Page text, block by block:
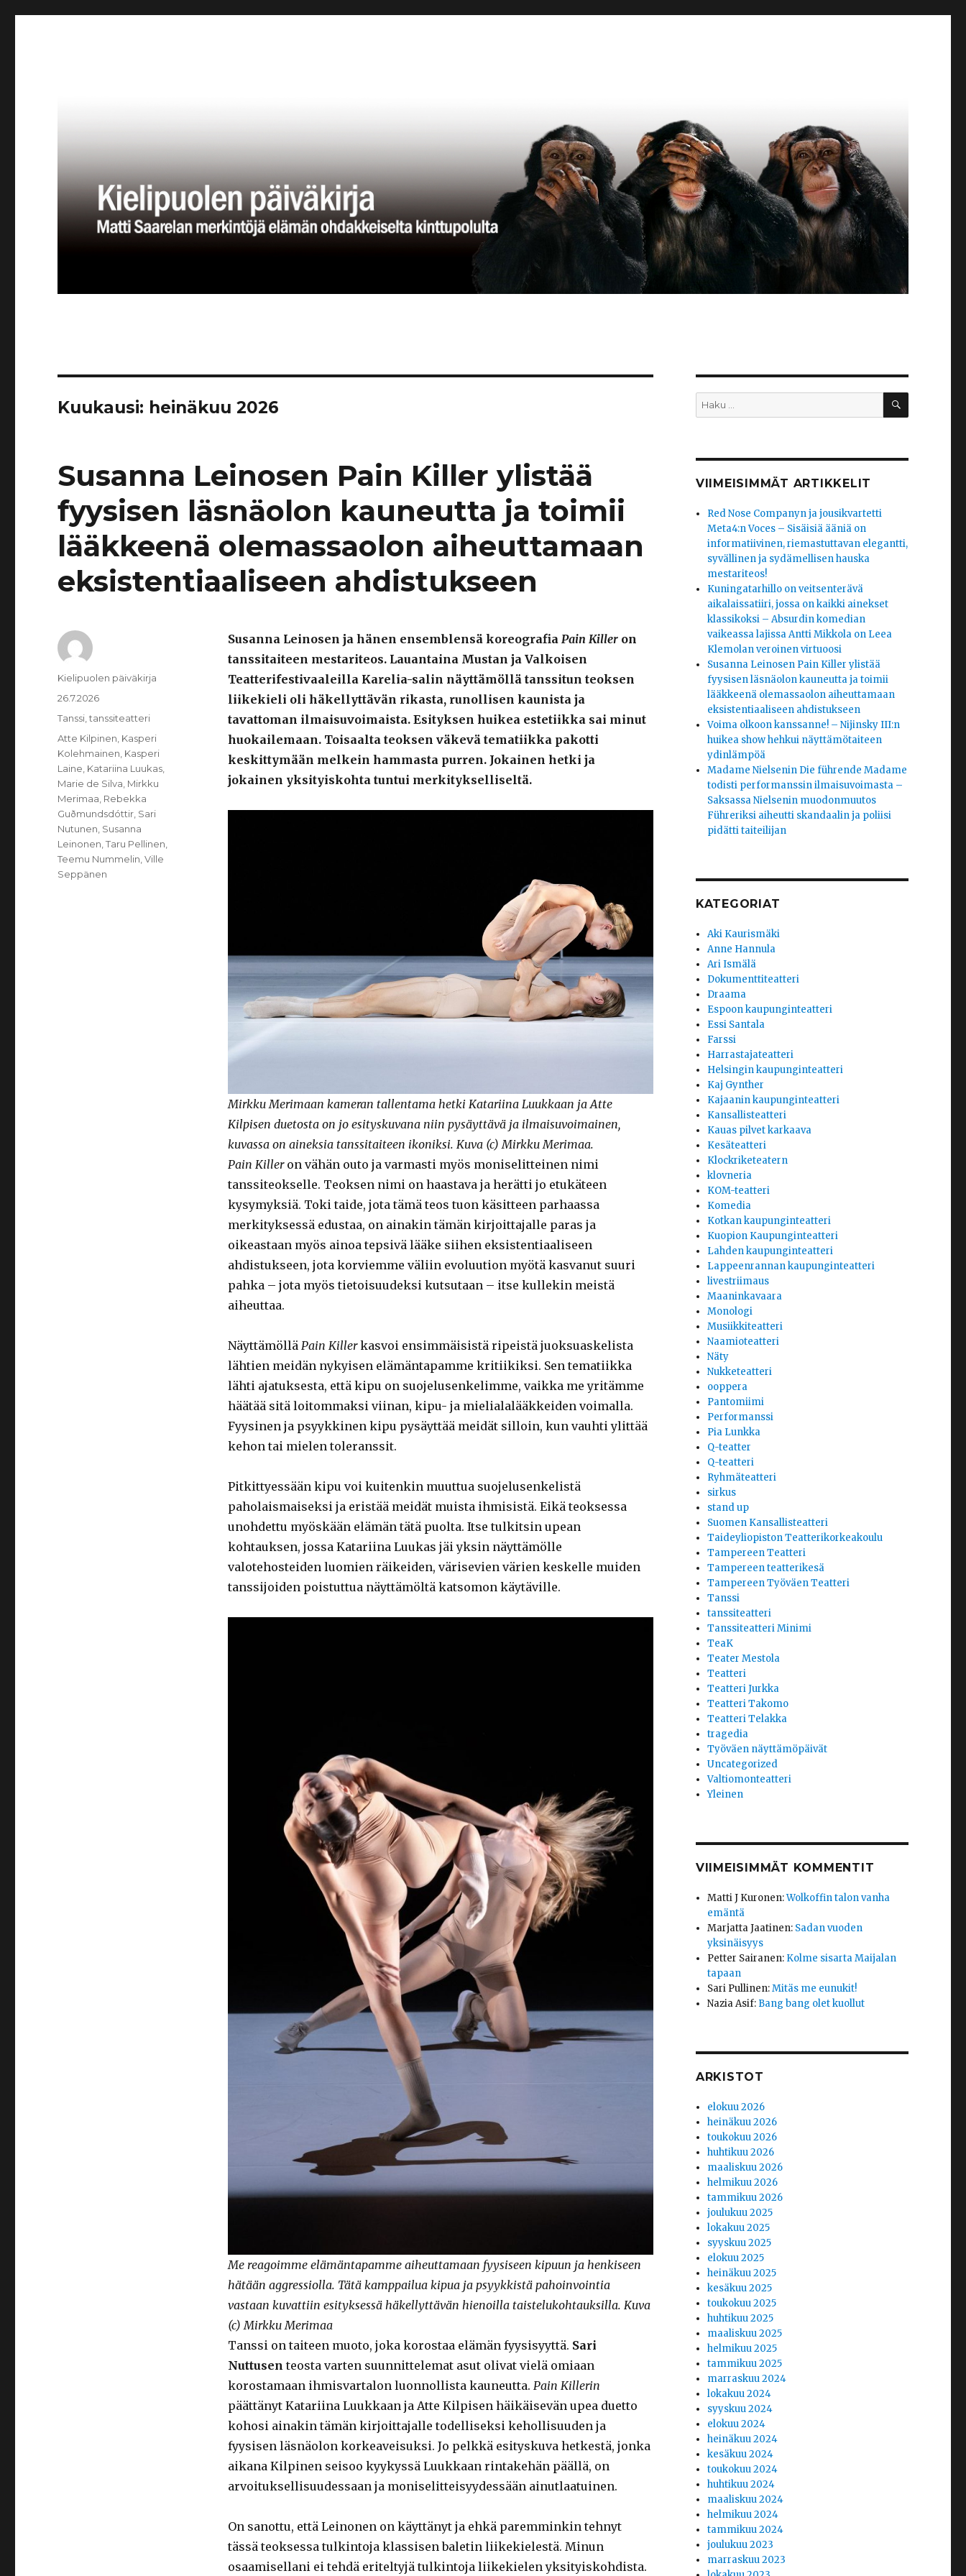
Kuukausi: heinäkuu 2026
Susanna Leinosen Pain Killer ylistää
fyysisen läsnäolon kauneutta ja toimii
lääkkeenä olemassaolon aiheuttamaan
eksistentiaaliseen ahdistukseen
Susanna Leinosen ja hänen ensemblensä koreografia Pain Killeron
tanssitaiteen mestariteos. Lauantaina Mustan ja Valkoisen
Teatterifestivaaleilla Karelia-salin näyttämöllä tanssitun teoksen
liikekieli oli häkellyttävän rikasta, runollisen kaunista ja
tavattoman ilmaisuvoimaista. Esityksen huikea estetiikka sai minut
huokailemaan. Toisaalta teoksen väkevä tematiikka pakotti
keskittymään melkein hammasta purren. Jokainen hetki ja
jokainen yksityiskohta tuntui merkitykselliseltä.
Mirkku Merimaan kameran tallentama hetki Katariina Luukkaan ja Atte
Kilpisen duetosta on jo esityskuvana niin pysäyttävä ja ilmaisuvoimainen,
kuvassa on aineksia tanssitaiteen ikoniksi. Kuva (c) Mirkku Merimaa.
Pain Killeron vähän outo ja varmasti myös moniselitteinen nimi
tanssiteokselle. Teoksen nimi on haastava ja herätti jo etukäteen
kysymyksiä. Toki taide, jota tämä teos tuon käsitteen parhaassa
merkityksessä edustaa, on ainakin tämän kirjoittajalle paras ja
oikeastaan myös ainoa tepsivä lääke siihen eksistentiaaliseen
ahdistukseen, jota korviemme väliin evoluution myötä kasvanut suuri
pahka – jota myös tietoisuudeksi kutsutaan – itse kullekin meistä
aiheuttaa.
Näyttämöllä Pain Killerkasvoi ensimmäisistä ripeistä juoksuaskelista
lähtien meidän nykyisen elämäntapamme kritiikiksi. Sen tematiikka
lähti ajatuksesta, että kipu on suojelusenkelimme, vaikka me yritämme
häätää sitä loitommaksi viinan, kipu- ja mielialalääkkeiden voimalla.
Fyysinen ja psyykkinen kipu pysäyttää meidät silloin, kun vauhti ylittää
kehon tai mielen toleranssit.
Pitkittyessään kipu voi kuitenkin muuttua suojelusenkelistä
paholaismaiseksi ja eristää meidät muista ihmisistä. Eikä teoksessa
unohdettu myöskään elämän tätä puolta. Itse tulkitsin upean
kohtauksen, jossa Katariina Luukas jäi yksin näyttämölle
valotehosteiden luomien räikeiden, värisevien värien keskelle muiden
tanssijoiden poistuttua näyttämöltä katsomon käytäville.
Me reagoimme elämäntapamme aiheuttamaan fyysiseen kipuun ja henkiseen
hätään aggressiolla. Tätä kamppailua kipua ja psyykkistä pahoinvointia
vastaan kuvattiin esityksessä häkellyttävän hienoilla taistelukohtauksilla. Kuva
(c) Mirkku Merimaa
Tanssi on taiteen muoto, joka korostaa elämän fyysisyyttä. Sari
Nuttusen teosta varten suunnittelemat asut olivat vielä omiaan
korostamaan ihmisvartalon luonnollista kauneutta. Pain Killerin
päättänyt Katariina Luukkaan ja Atte Kilpisen häikäisevän upea duetto
kohosi ainakin tämän kirjoittajalle todelliseksi kehollisuuden ja
fyysisen läsnäolon korkeaveisuksi. Jo pelkkä esityskuva hetkestä, jonka
aikana Kilpinen seisoo kyykyssä Luukkaan rintakehän päällä, on
arvoituksellisuudessaan ja moniselitteisyydessään ainutlaatuinen.
On sanottu, että Leinonen on käyttänyt ja ehkä paremminkin tehnyt
tässä teoksessa tulkintoja klassisen baletin liikekielestä. Minun
osaamisellani ei tehdä eriteltyjä tulkintoja liikekielen yksityiskohdista.
Kirjoittaja
Kielipuolen päiväkirja
Julkaistu
26.7.2026
Kategoriat
Tanssi ,tanssiteatteri
Avainsanat
Atte Kilpinen Kasperi
Kolehmainen Kasperi
Laine Katariina Luukas
Marie de Silva Mirkku
Merimaa Rebekka
Guðmundsdóttir Sari
Nutunen Susanna
Leinonen ,Taru Pellinen
Teemu Nummelin ,Ville
Seppänen
Etsi: HAKU
VIIMEISIMMÄT ARTIKKELIT
Red Nose Companyn ja jousikvartetti
Meta4:n Voces – Sisäisiä ääniä on
informatiivinen, riemastuttavan elegantti,
syvällinen ja sydämellisen hauska
mestariteos!
Kuningatarhillo on veitsenterävä
aikalaissatiiri, jossa on kaikki ainekset
klassikoksi – Absurdin komedian
vaikeassa lajissa Antti Mikkola on Leea
Klemolan veroinen virtuoosi
Susanna Leinosen Pain Killer ylistää
fyysisen läsnäolon kauneutta ja toimii
lääkkeenä olemassaolon aiheuttamaan
eksistentiaaliseen ahdistukseen
Voima olkoon kanssanne! – Nijinsky III:n
huikea show hehkui näyttämötaiteen
ydinlämpöä
Madame Nielsenin Die führende Madame
todisti performanssin ilmaisuvoimasta –
Saksassa Nielsenin muodonmuutos
Führeriksi aiheutti skandaalin ja poliisi
pidätti taiteilijan
KATEGORIAT
Aki Kaurismäki
Anne Hannula
Ari Ismälä
Dokumenttiteatteri
Draama
Espoon kaupunginteatteri
Essi Santala
Farssi
Harrastajateatteri
Helsingin kaupunginteatteri
Kaj Gynther
Kajaanin kaupunginteatteri
Kansallisteatteri
Kauas pilvet karkaava
Kesäteatteri
Klockriketeatern
klovneria
KOM-teatteri
Komedia
Kotkan kaupunginteatteri
Kuopion Kaupunginteatteri
Lahden kaupunginteatteri
Lappeenrannan kaupunginteatteri
livestriimaus
Maaninkavaara
Monologi
Musiikkiteatteri
Naamioteatteri
Näty
Nukketeatteri
ooppera
Pantomiimi
Performanssi
Pia Lunkka
Q-teatter
Q-teatteri
Ryhmäteatteri
sirkus
stand up
Suomen Kansallisteatteri
Taideyliopiston Teatterikorkeakoulu
Tampereen Teatteri
Tampereen teatterikesä
Tampereen Työväen Teatteri
Tanssi
tanssiteatteri
Tanssiteatteri Minimi
TeaK
Teater Mestola
Teatteri
Teatteri Jurkka
Teatteri Takomo
Teatteri Telakka
tragedia
Työväen näyttämöpäivät
Uncategorized
Valtiomonteatteri
Yleinen
VIIMEISIMMÄT KOMMENTIT
Matti J Kuronen:Wolkoffin talon vanha
emäntä
Marjatta Jaatinen: Sadan vuoden
yksinäisyys
Petter Sairanen: Kolme sisarta Maijalan
tapaan
Sari Pullinen:Mitäs me eunukit!
Nazia Asif: Bang bang olet kuollut
ARKISTOT
elokuu 2026
heinäkuu 2026
toukokuu 2026
huhtikuu 2026
maaliskuu 2026
helmikuu 2026
tammikuu 2026
joulukuu 2025
lokakuu 2025
syyskuu 2025
elokuu 2025
heinäkuu 2025
kesäkuu 2025
toukokuu 2025
huhtikuu 2025
maaliskuu 2025
helmikuu 2025
tammikuu 2025
marraskuu 2024
lokakuu 2024
syyskuu 2024
elokuu 2024
heinäkuu 2024
kesäkuu 2024
toukokuu 2024
huhtikuu 2024
maaliskuu 2024
helmikuu 2024
tammikuu 2024
joulukuu 2023
marraskuu 2023